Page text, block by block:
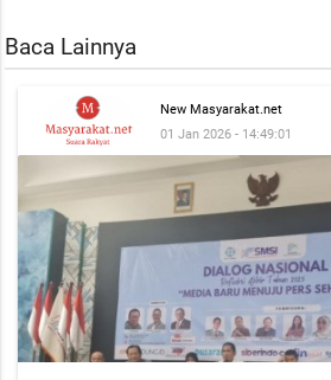
Baca Lainnya
New Masyarakat.net
01 Jan 2026 - 14:49:01